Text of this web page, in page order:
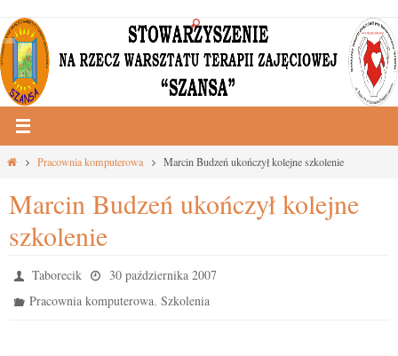
Przejdź
do
treści
StronaPracownia komputerowa Marcin Budzeń ukończył kolejne szkolenie
Marcin Budzeń ukończył kolejne
szkolenie
Taborecik
30 października 2007
Pracownia komputerowa,Szkolenia